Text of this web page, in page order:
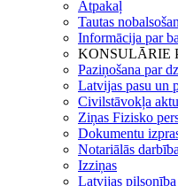
Atpakaļ
Tautas
Informācija par
KONSULĀRIE
Paziņošana par
Latvijas pasu un
Civilstāvokļa
Ziņas Fizisko
Dokumentu
Notariālās
Izziņas
Latvijas pilsonība